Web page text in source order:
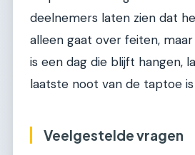
deelnemers laten zien dat
alleen gaat over feiten,
is een dag die blijft hangen,
laatste noot van de taptoe
Veelgestelde vragen